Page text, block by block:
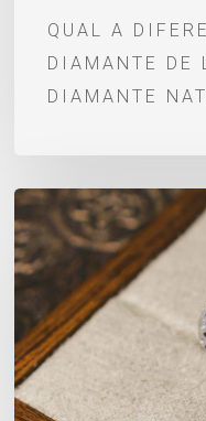
QUAL A
DIAMANTE DE
DIAMANTE
Diamante:
o
que
é,
significado,
características
e